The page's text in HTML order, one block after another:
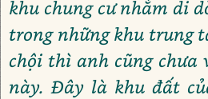
khu chung cư nhằm di
trong những khu trung
chội thì anh cũng chưa
này. Đây là khu đất